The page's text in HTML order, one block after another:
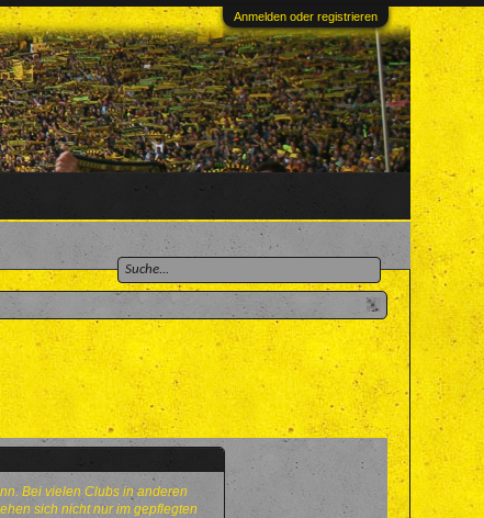
Anmelden oder registrieren
Bei vielen Clubs in anderen
sich nicht nur im gepflegten